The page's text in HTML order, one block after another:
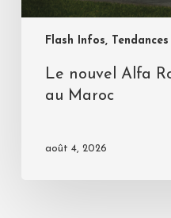
Flash Infos, Tendances
Le nouvel Alfa
au Maroc
août 4, 2026